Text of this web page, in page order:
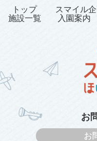
トップ スマイル
施設一覧
入園案内
お
お